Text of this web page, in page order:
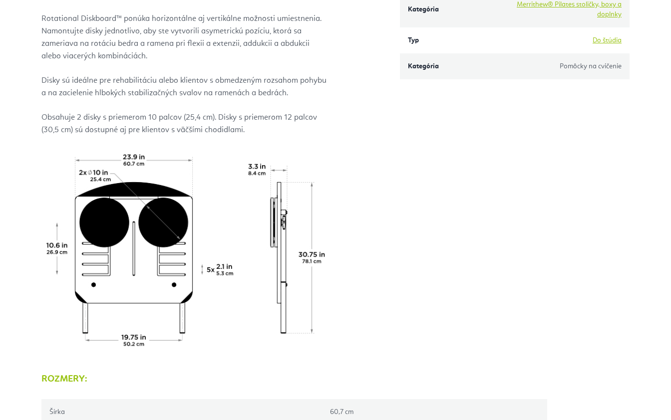
Rotational Diskboard™ ponúka horizontálne aj vertikálne možnosti umiestnenia.
Namontujte disky jednotlivo, aby ste vytvorili asymetrickú pozíciu, ktorá sa
zameriava na rotáciu bedra a ramena pri flexii a extenzii, addukcii a abdukcii
alebo viacerých kombináciách.
Disky sú ideálne pre rehabilitáciu alebo klientov s obmedzeným rozsahom pohybu
a na zacielenie hlbokých stabilizačných svalov na ramenách a bedrách.
Obsahuje 2 disky s priemerom 10 palcov (25,4 cm). Disky s priemerom 12 palcov
(30,5 cm) sú dostupné aj pre klientov s väčšími chodidlami.
ROZMERY:
Šírka 60,7 cm
Kategória
Merrithew® Pilates stoličky, boxy a
doplnky
Typ Do štúdia
Kategória Pomôcky na cvičenie